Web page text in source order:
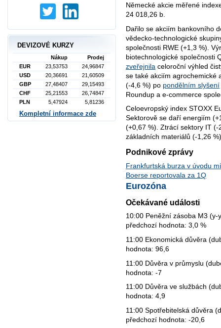
Německé akcie měřené
24 018,26 b.
Dařilo se akciím bankovního
vědecko-technologické
společnosti RWE (+1,3 %).
biotechnologické společnosti
zveřejnila celoroční výhled
se také akciím agrochemické
(-4,6 %) po pondělním slyšení
Roundup a e-commerce
Celoevropský index STOXX
Sektorově se daří energiím
(+0,67 %). Ztrácí sektory IT
základních materiálů (-1,26
Podnikové zprávy
Frankfurtská burza v úvodu
Boerse reportovala za 1Q
Eurozóna
Očekávané události
10:00 Peněžní zásoba M3
předchozí hodnota: 3,0 %
11:00 Ekonomická důvěra
hodnota: 96,6
11:00 Důvěra v průmyslu
hodnota: -7
11:00 Důvěra ve službách
hodnota: 4,9
11:00 Spotřebitelská důvěra
předchozí hodnota: -20,6
DEVIZOVÉ KURZY
Nákup
Prodej
EUR
23,53753
24,96847
USD
20,36691
21,60509
GBP
27,48407
29,15493
CHF
25,21553
26,74847
PLN
5,47924 5,81236
Kompletní informace zde